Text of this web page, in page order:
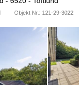
Objekt Nr.: 121-29-3022